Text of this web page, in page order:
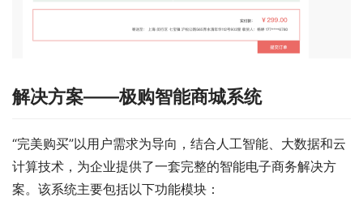
解决方案——极购智能商城系统
“完美购买”以用户需求为导向，结合人工智能、大数据和云
计算技术，为企业提供了一套完整的智能电子商务解决方
案。该系统主要包括以下功能模块：